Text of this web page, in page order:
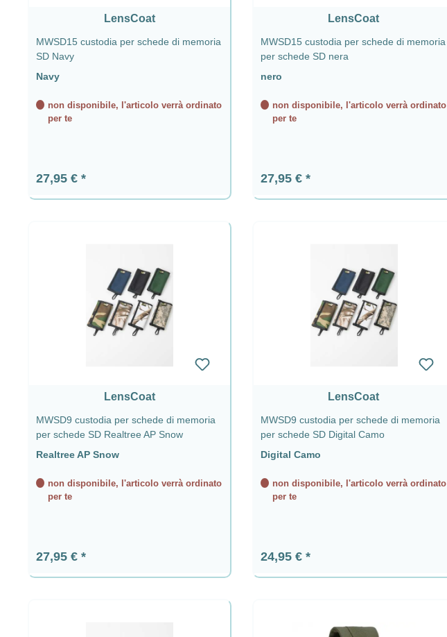
LensCoat
MWSD15 custodia per schede di memoria
SD Navy
Navy
non disponibile, l'articolo verrà ordinato
per te
Prezzo normale:
27,95 €
LensCoat
MWSD15 custodia per schede di memoria
per schede SD nera
nero
non disponibile, l'articolo verrà ordinato
per te
Prezzo normale:
27,95 €
LensCoat
MWSD9 custodia per schede di memoria
per schede SD Realtree AP Snow
Realtree AP Snow
non disponibile, l'articolo verrà ordinato
per te
Prezzo normale:
27,95 €
LensCoat
MWSD9 custodia per schede di memoria
per schede SD Digital Camo
Digital Camo
non disponibile, l'articolo verrà ordinato
per te
Prezzo normale:
24,95 €